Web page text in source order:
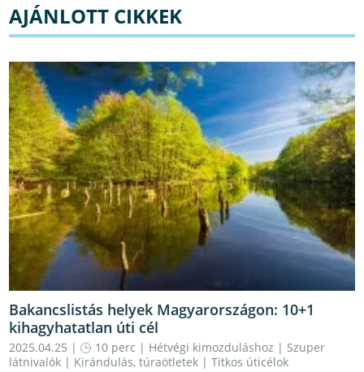
AJÁNLOTT CIKKEK
Bakancslistás helyek Magyarországon: 10+1
kihagyhatatlan úti cél
2025.04.25 | 10 perc | Hétvégi kimozduláshoz | Szuper
látnivalók | Kirándulás, túraötletek |Titkos úticélok